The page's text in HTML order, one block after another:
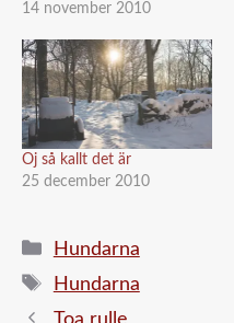
14 november 2010
Oj så kallt det är
25 december 2010
Kategorier
Hundarna
Etiketter
Hundarna